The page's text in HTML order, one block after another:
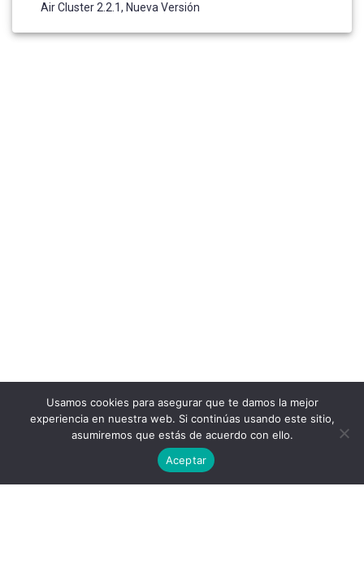
Air Cluster 2.2.1, Nueva Versión
Usamos cookies para asegurar que te damos la mejor
experiencia en nuestra web. Si continúas usando este sitio,
asumiremos que estás de acuerdo con ello.
Aceptar